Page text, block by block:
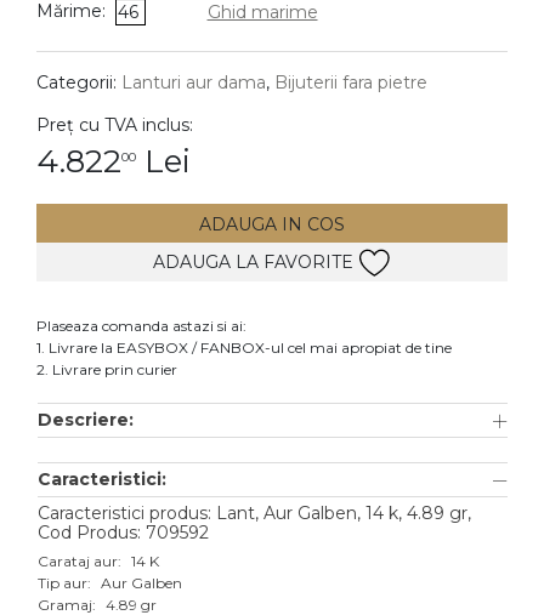
DIAMANTE Vezi toate
Cercei
Accesorii
Aur alb
Aur roz
Aur mixt
Mărime: 46 Ghid marime
Categorii: Lanturi aur dama, Bijuterii fara pietre
Preț cu TVA inclus:
4.82200 Lei
ADAUGA IN COS
ADAUGA LA FAVORITE
Plaseaza comanda astazi si ai:
1. Livrare la EASYBOX / FANBOX-ul cel mai apropiat de tine
2. Livrare prin curier
Descriere:
Caracteristici:
Caracteristici produs: Lant, Aur Galben, 14 k, 4.89 gr,
Cod Produs: 709592
Carataj aur: 14 K
Tip aur: Aur Galben
Gramaj: 4.89 gr